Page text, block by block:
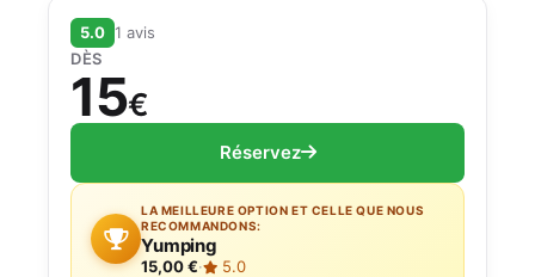
5.0 1 avis
DÈS
15€
Réservez
LA MEILLEURE OPTION ET CELLE QUE NOUS
RECOMMANDONS:
Yumping
15,00 €· 5.0